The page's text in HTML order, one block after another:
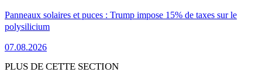
Panneaux solaires et puces : Trump impose 15% de taxes sur le
polysilicium
07.08.2026
PLUS DE CETTE SECTION